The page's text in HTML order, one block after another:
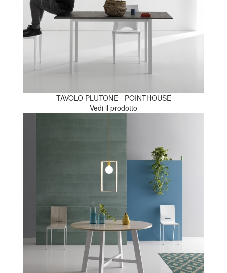
TAVOLO PLUTONE - POINTHOUSE
Vedi il prodotto